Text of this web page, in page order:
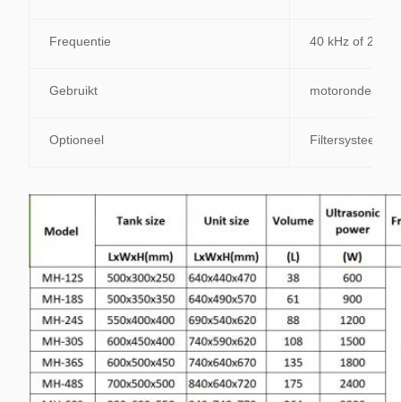
Frequentie 40 kHz of 28
Gebruikt
Optioneel Filtersysteem,